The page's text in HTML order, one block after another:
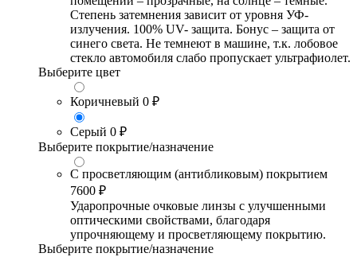
Степень затемнения зависит от уровня УФ-
излучения. 100% UV- защита. Бонус – защита от
синего света. Не темнеют в машине, т.к. лобовое
стекло автомобиля слабо пропускает ультрафиолет.
Выберите цвет
Коричневый 0 ₽
Серый 0 ₽
Выберите покрытие/назначение
С просветляющим (антибликовым) покрытием
7600 ₽
Ударопрочные очковые линзы с улучшенными
оптическими свойствами, благодаря
упрочняющему и просветляющему покрытию.
Выберите покрытие/назначение